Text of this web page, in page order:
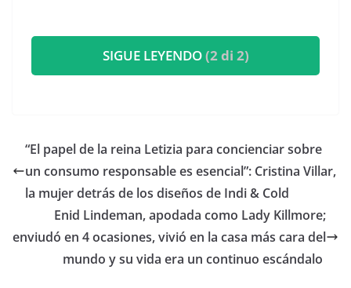
SIGUE LEYENDO(2 di 2)
​“El papel de la reina Letizia para concienciar sobre
un consumo responsable es esencial”: Cristina Villar,
la mujer detrás de los diseños de Indi & Cold
​Enid Lindeman, apodada como Lady Killmore;
enviudó en 4 ocasiones, vivió en la casa más cara del
mundo y su vida era un continuo escándalo